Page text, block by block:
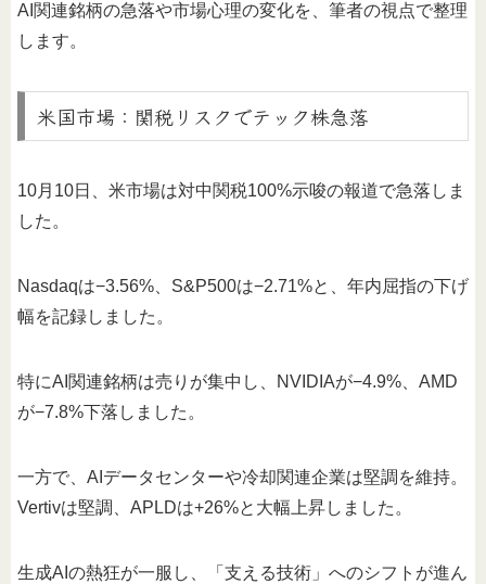
AI関連銘柄の急落や市場心理の変化を、筆者の視点で整理
します。
米国市場：関税リスクでテック株急落
10月10日、米市場は対中関税100%示唆の報道で急落しま
した。
Nasdaqは−3.56%、S&P500は−2.71%と、年内屈指の下げ
幅を記録しました。
特にAI関連銘柄は売りが集中し、NVIDIAが−4.9%、AMD
が−7.8%下落しました。
一方で、AIデータセンターや冷却関連企業は堅調を維持。
Vertivは堅調、APLDは+26%と大幅上昇しました。
生成AIの熱狂が一服し、「支える技術」へのシフトが進ん